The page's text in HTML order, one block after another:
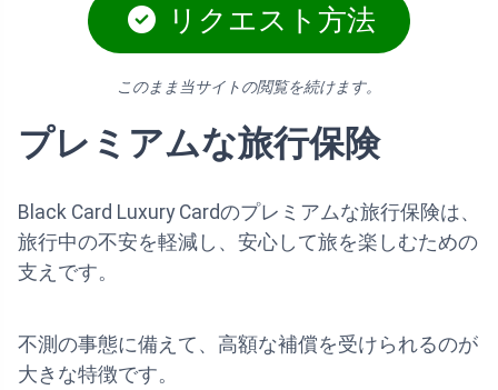
リクエスト方法
このまま当サイトの閲覧を続けます。
プレミアムな旅行保険
Black Card Luxury Cardのプレミアムな旅行保険は、
旅行中の不安を軽減し、安心して旅を楽しむための
支えです。
不測の事態に備えて、高額な補償を受けられるのが
大きな特徴です。